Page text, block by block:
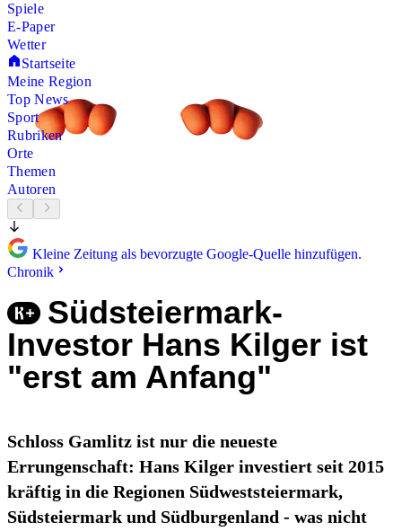
Spiele
E-Paper
Wetter
Startseite
Meine Region
Top News
Sport
Rubriken
Orte
Themen
Autoren
Kleine Zeitung als bevorzugte Google-Quelle hinzufügen.
Chronik
Südsteiermark-
Investor Hans Kilger ist
"erst am Anfang"
Schloss Gamlitz ist nur die neueste
Errungenschaft: Hans Kilger investiert seit 2015
kräftig in die Regionen Südweststeiermark,
Südsteiermark und Südburgenland - was nicht